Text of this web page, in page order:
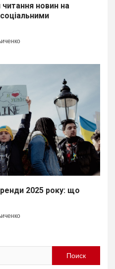
новин на
2025 року: що